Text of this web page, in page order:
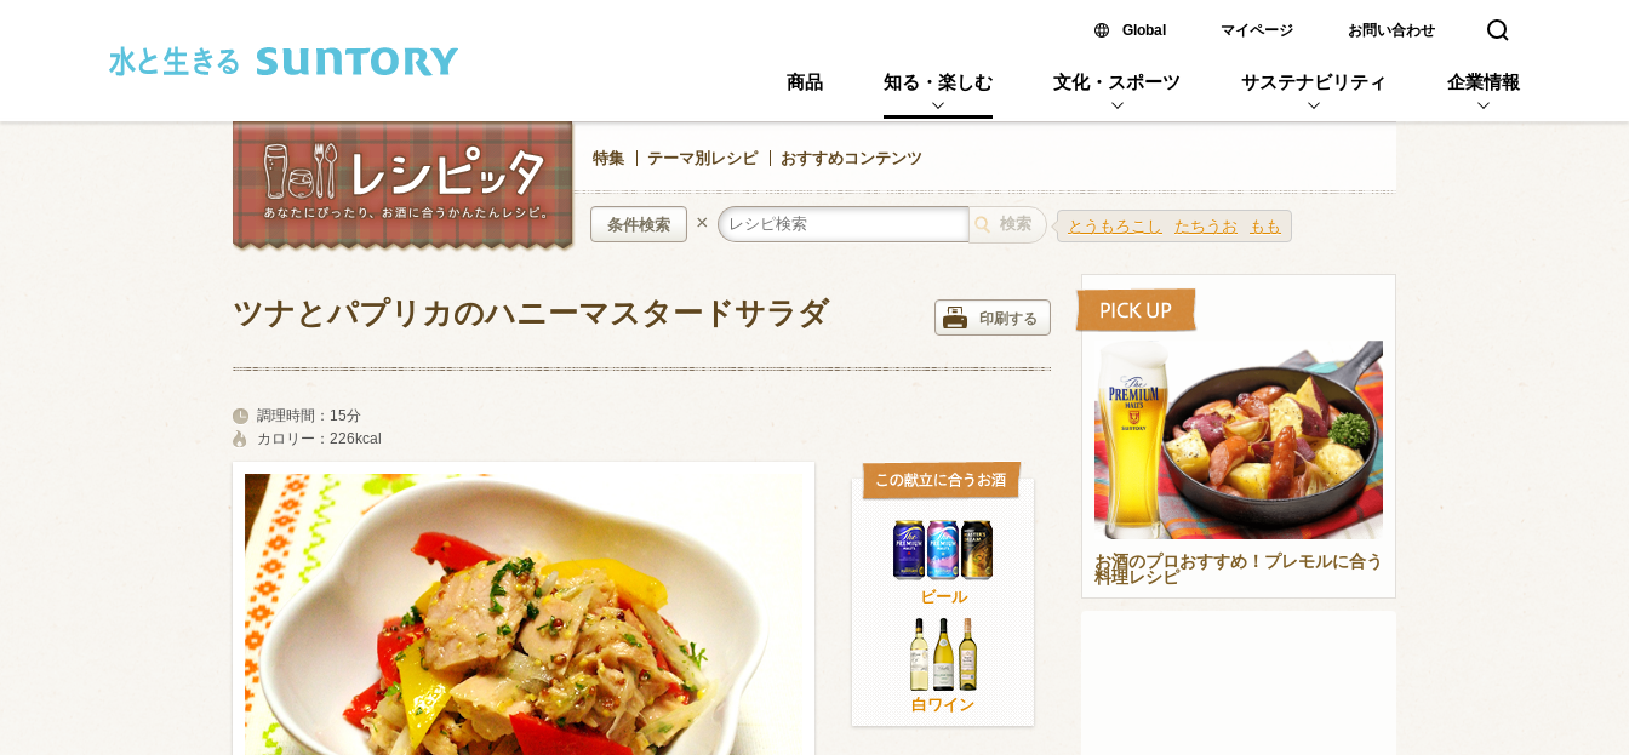
Global新しいウィンドウで開く
マイページ お問い合わせ 検索窓を開く
商品 知る・楽しむ 文化・スポーツ サステナビリティ 企業情報
特集 テーマ別レシピ おすすめコンテンツ
とうもろこし たちうお もも
条件検索 ×
和食 洋食 中華風 イタリアン
卵・乳製品 豆腐・豆類 くだもの
お米・麺
類・穀物
その他
ビール ハイボール（ウイスキー） ウイスキー・ブランデー 焼酎
赤ワイン 白ワイン
検索
ツナとパプリカのハニーマスタードサラダ 印刷する
調理時間： 15分
カロリー： 226kcal
ビール
白ワイン
お酒のプロおすすめ！プレモルに合う
料理レシピ